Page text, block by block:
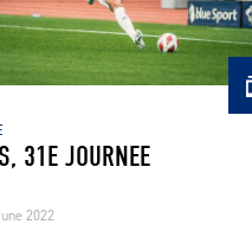
2022
31E JOURNEE